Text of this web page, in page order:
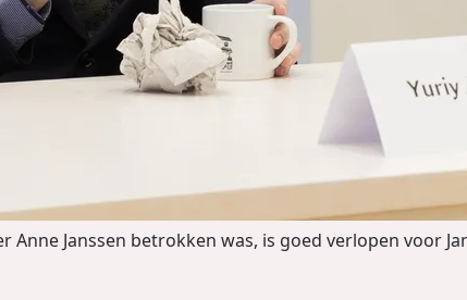
Janssen betrokken was, is goed verlopen voor